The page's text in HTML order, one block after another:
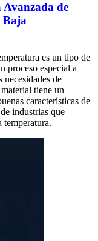
de
Baja
es un tipo de
proceso especial a
necesidades de
tiene un
características de
industrias que
temperatura.